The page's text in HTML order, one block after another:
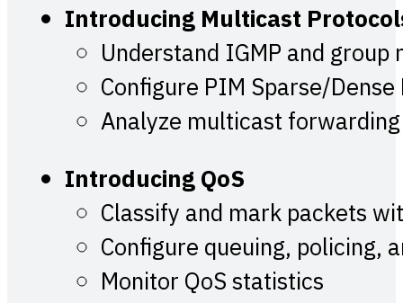
Introducing Multicast
Understand IGMP and group
Configure PIM Sparse/Dense
Analyze multicast
Introducing QoS
Classify and mark packets
Configure queuing, policing,
Monitor QoS statistics